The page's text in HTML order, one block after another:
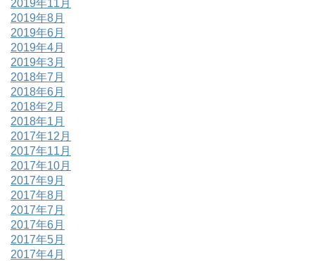
2019年11月
2019年8月
2019年6月
2019年4月
2019年3月
2018年7月
2018年6月
2018年2月
2018年1月
2017年12月
2017年11月
2017年10月
2017年9月
2017年8月
2017年7月
2017年6月
2017年5月
2017年4月